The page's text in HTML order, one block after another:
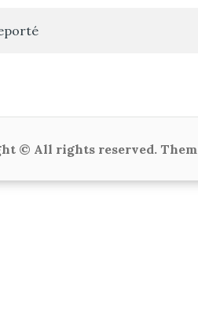
© All rights reserved.